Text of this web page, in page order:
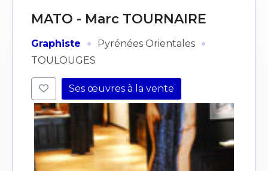
MATO - Marc TOURNAIRE
Graphiste · Pyrénées Orientales ·
TOULOUGES
Ses œuvres à la vente